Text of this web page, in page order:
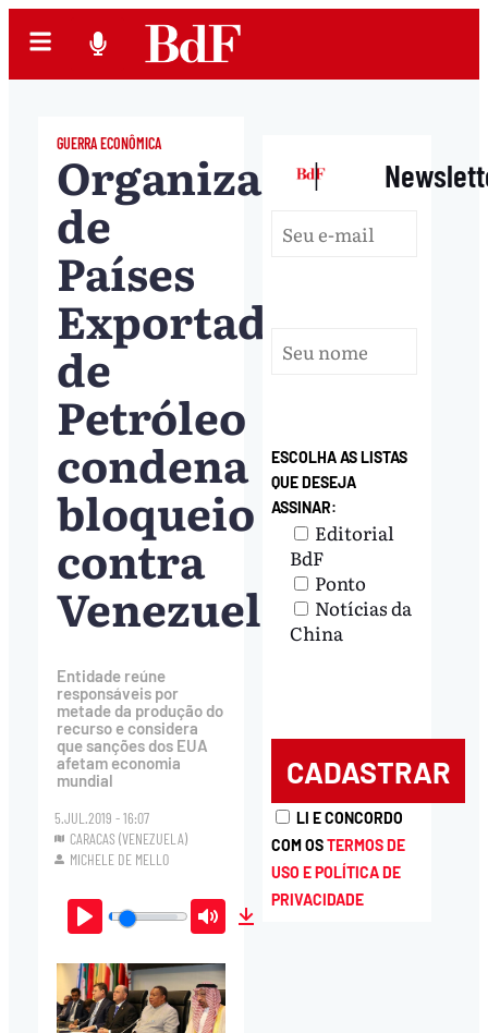
GUERRA ECONÔMICA
Organização
de
Países
Exportadores
de
Petróleo
condena
bloqueio
contra
Venezuela
Entidade reúne
responsáveis por
metade da produção do
recurso e considera
que sanções dos EUA
afetam economia
mundial
5.JUL.2019 - 16:07
CARACAS (VENEZUELA)
MICHELE DE MELLO
Play Mute
|
ESCOLHA AS LISTAS
QUE DESEJA
ASSINAR:
Editorial
BdF
Ponto
Notícias da
China
LI E CONCORDO
COM OSTERMOS DE
USO E POLÍTICA DE
PRIVACIDADE